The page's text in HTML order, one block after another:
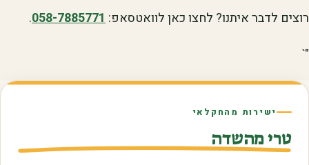
רוצים לדבר איתנו? לחצו כאן לוואטסאפ:058-7885771
.
"`
ישירות מהחקלאי
טרי מהשדה